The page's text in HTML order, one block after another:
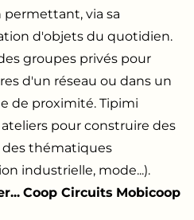
via sa
d'objets du quotidien.
groupes privés pour
d'un réseau ou dans un
de proximité. Tipimi
pour construire des
des thématiques
industrielle, mode...).
Coop Circuits Mobicoop